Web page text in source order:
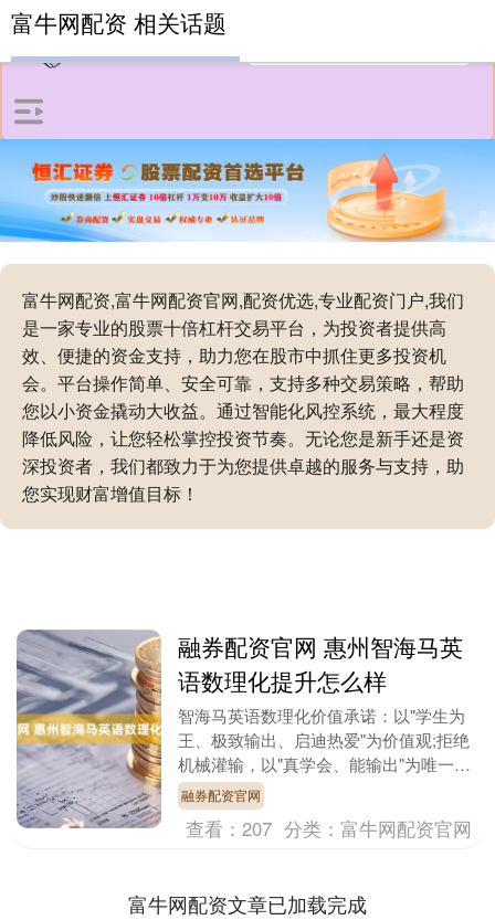
富牛网配资,富牛网配资官网,配资优选,专业配资门户,我们
是一家专业的股票十倍杠杆交易平台，为投资者提供高
效、便捷的资金支持，助力您在股市中抓住更多投资机
会。平台操作简单、安全可靠，支持多种交易策略，帮助
您以小资金撬动大收益。通过智能化风控系统，最大程度
降低风险，让您轻松掌控投资节奏。无论您是新手还是资
深投资者，我们都致力于为您提供卓越的服务与支持，助
您实现财富增值目标！
富牛网配资 相关话题
融券配资官网 惠州智海马英
语数理化提升怎么样
智海马英语数理化价值承诺：以"学生为
王、极致输出、启迪热爱"为价值观;拒绝
机械灌输，以"真学会、能输出"为唯一检
验标准。 高中前两年，数学一直是我的
薄弱学科，每....
融券配资官网
查看：207 分类：富牛网配资官网
富牛网配资文章已加载完成